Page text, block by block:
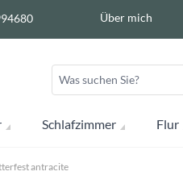
Über mich
Schlafzimmer Flur
antracite